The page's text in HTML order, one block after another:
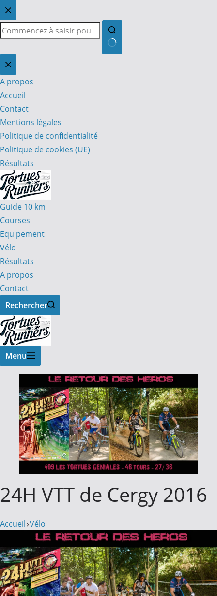
Passer
au
contenu
Aucun
résultat
A propos
Accueil
Contact
Mentions légales
Politique de confidentialité
Politique de cookies (UE)
Résultats
Guide 10 km
Courses
Equipement
Vélo
Résultats
A propos
Contact
Rechercher
Menu
24H VTT de Cergy 2016
Accueil Vélo